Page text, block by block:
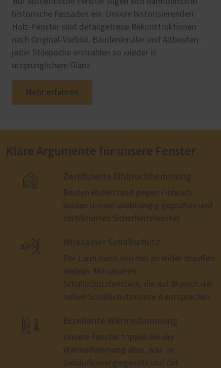
historische Fassaden ein. Unsere historisierenden
Holz-Fenster sind detailgetreue Rekonstruktionen
nach Original-Vorbild. Baudenkmäler und Altbauten
jeder Stilepoche erstrahlen so wieder in
ursprünglichem Glanz.
Mehr erfahren
Klare Argumente für unsere Fenster
 Zertifizierte Einbruchhemmung
Besten Widerstand gegen Einbruch
leisten unsere unabhängig geprüften und
zertifizierten Sicherheitsfenster.
 Wirksamer Schallschutz
Der Lärm muss von nun an leider draußen
bleiben. Mit unseren
Schallschutzfenstern, die auf Wunsch der
hohen Schallschutzklasse 4 entsprechen.
 Exzellente Wärmedämmung
Unsere Fenster toppen bei der
Wärmedämmung alles, was im
Gebäudeenergiegesetz und der